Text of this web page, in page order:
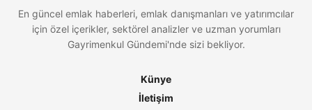
En güncel emlak haberleri, emlak danışmanları ve yatırımcılar
için özel içerikler, sektörel analizler ve uzman yorumları
Gayrimenkul Gündemi'nde sizi bekliyor.
Künye
İletişim